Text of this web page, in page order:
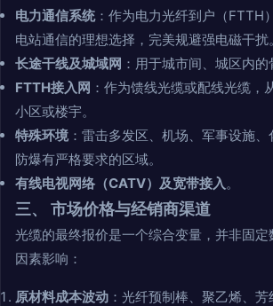
电力通信系统：作为电力光纤到户（FTTH
电站通信的理想选择，完美规避强电磁干扰。
长途干线及城域网 ：用于城市间、城区内的
FTTH接入网 ：作为馈线光缆或配线光缆，
小区或楼宇。
特殊环境：雷击多发区、机场、军事设施
防爆有严格要求的区域。
有线电视网络（CATV）及宽带接入 。
三、 市场价格与经销商渠道
光缆的最终报价是一个综合变量，并非固
因素影响：
原材料成本波动 ：光纤预制棒、聚乙烯、